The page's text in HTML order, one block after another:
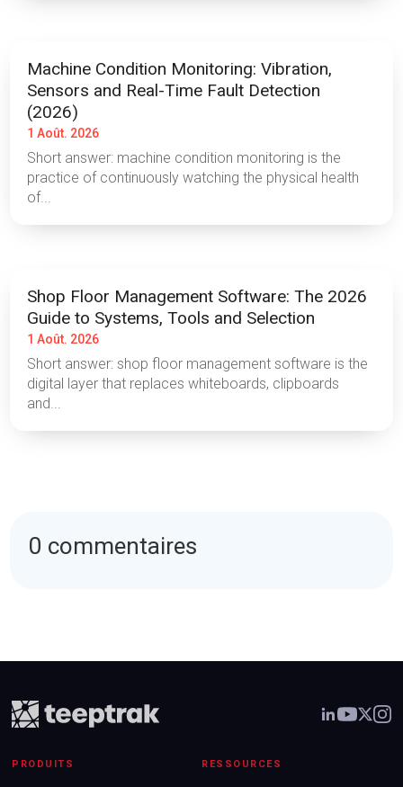
Machine Condition Monitoring: Vibration,
Sensors and Real-Time Fault Detection
(2026)
1 Août. 2026
Short answer: machine condition monitoring is the
practice of continuously watching the physical health
of...
Shop Floor Management Software: The 2026
Guide to Systems, Tools and Selection
1 Août. 2026
Short answer: shop floor management software is the
digital layer that replaces whiteboards, clipboards
and...
0 commentaires
PRODUITS RESSOURCES